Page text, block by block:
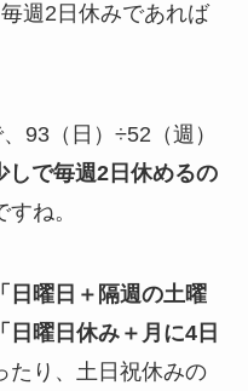
週2日休みであれば
93（日）÷52（週）
しで毎週2日休めるの
ね。
「日曜日＋隔週の土曜
「日曜日休み＋月に4日
たり、土日祝休みの